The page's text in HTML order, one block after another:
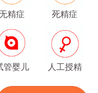
精症 死精症
管婴儿 人工授精